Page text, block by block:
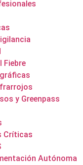
Fiebre
y Greenpass
Críticas
Autónoma